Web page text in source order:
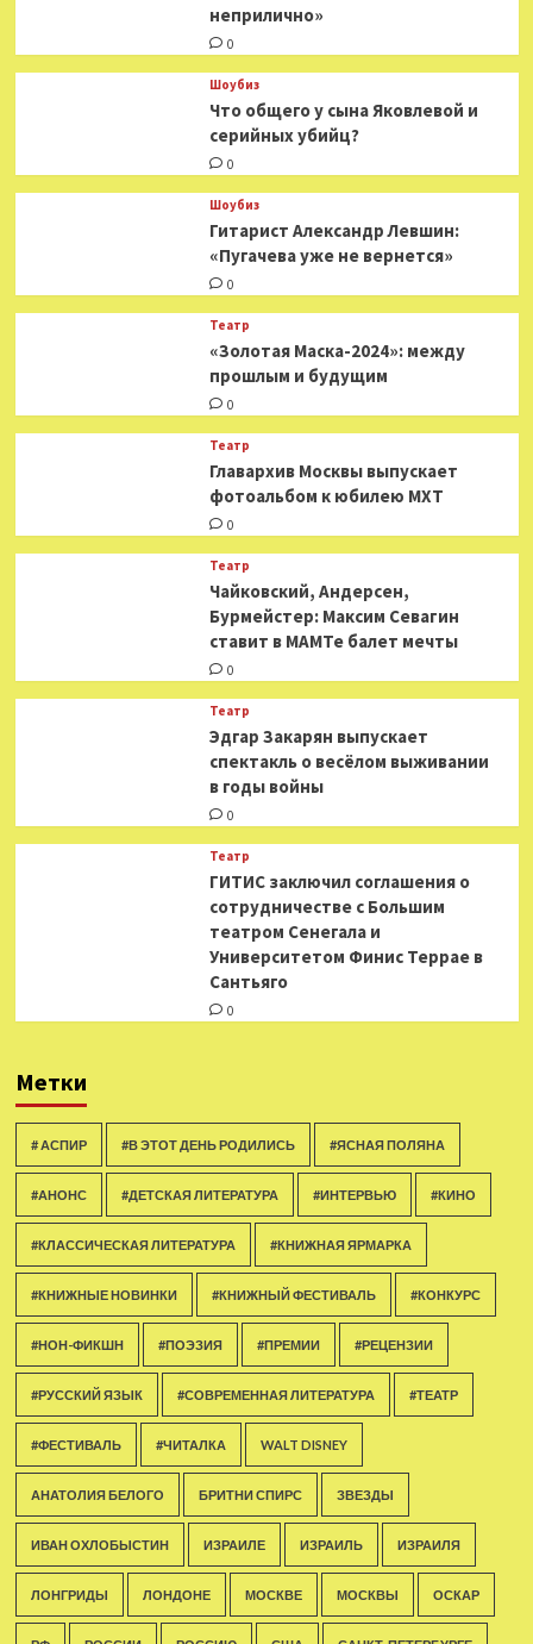
неприлично»
0
Шоубиз
Что общего у сына Яковлевой и
серийных убийц?
0
Шоубиз
Гитарист Александр Левшин:
«Пугачева уже не вернется»
0
Театр
«Золотая Маска-2024»: между
прошлым и будущим
0
Театр
​​Главархив Москвы выпускает
фотоальбом к юбилею МХТ
0
Театр
​​Чайковский, Андерсен,
Бурмейстер: Максим Севагин
ставит в МАМТе балет мечты
0
Театр
Эдгар Закарян выпускает
спектакль о весёлом выживании
в годы войны
0
Театр
ГИТИС заключил соглашения о
сотрудничестве с Большим
театром Сенегала и
Университетом Финис Террае в
Сантьяго
0
Метки
# АСПИР #В ЭТОТ ДЕНЬ РОДИЛИСЬ #ЯСНАЯ ПОЛЯНА
#АНОНС #ДЕТСКАЯ ЛИТЕРАТУРА #ИНТЕРВЬЮ #КИНО
#КЛАССИЧЕСКАЯ ЛИТЕРАТУРА #КНИЖНАЯ ЯРМАРКА
#КНИЖНЫЕ НОВИНКИ #КНИЖНЫЙ ФЕСТИВАЛЬ #КОНКУРС
#НОН-ФИКШН #ПОЭЗИЯ #ПРЕМИИ #РЕЦЕНЗИИ
#РУССКИЙ ЯЗЫК #СОВРЕМЕННАЯ ЛИТЕРАТУРА #ТЕАТР
#ФЕСТИВАЛЬ #ЧИТАЛКА WALT DISNEY
АНАТОЛИЯ БЕЛОГО БРИТНИ СПИРС ЗВЕЗДЫ
ИВАН ОХЛОБЫСТИН ИЗРАИЛЕ ИЗРАИЛЬ ИЗРАИЛЯ
ЛОНГРИДЫ ЛОНДОНЕ МОСКВЕ МОСКВЫ ОСКАР